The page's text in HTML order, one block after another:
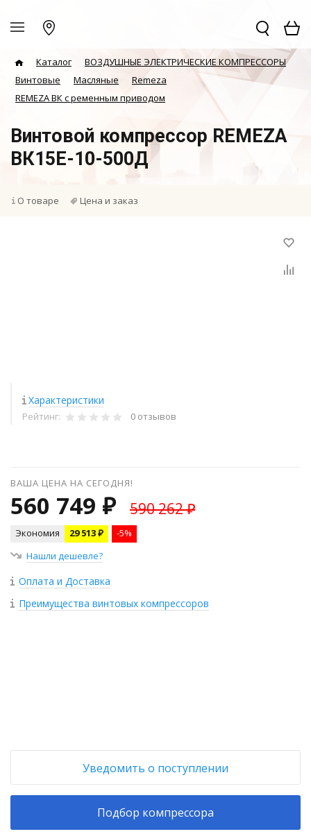
Каталог
ВОЗДУШНЫЕ ЭЛЕКТРИЧЕСКИЕ КОМПРЕССОРЫ
Винтовые
Масляные
Remeza
REMEZA ВК с ременным приводом
Винтовой компрессор REMEZA
ВК15E-10-500Д
О товаре Цена и заказ
Характеристики
Рейтинг: 0 отзывов
ВАША ЦЕНА НА СЕГОДНЯ!
560 749 ₽ 590 262 ₽
Экономия 29 513 ₽
-5%
Нашли дешевле?
Оплата и Доставка
Преимущества винтовых компрессоров
Уведомить о поступлении
Подбор компрессора